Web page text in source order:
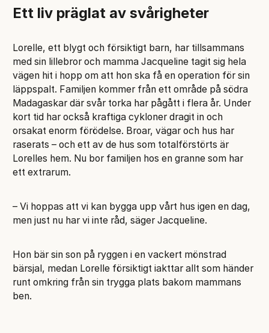
Ett liv präglat av svårigheter
Lorelle, ett blygt och försiktigt barn, har tillsammans
med sin lillebror och mamma Jacqueline tagit sig hela
vägen hit i hopp om att hon ska få en operation för sin
läppspalt. Familjen kommer från ett område på södra
Madagaskar där svår torka har pågått i flera år. Under
kort tid har också kraftiga cykloner dragit in och
orsakat enorm förödelse. Broar, vägar och hus har
raserats – och ett av de hus som totalförstörts är
Lorelles hem. Nu bor familjen hos en granne som har
ett extrarum.
– Vi hoppas att vi kan bygga upp vårt hus igen en dag,
men just nu har vi inte råd, säger Jacqueline.
Hon bär sin son på ryggen i en vackert mönstrad
bärsjal, medan Lorelle försiktigt iakttar allt som händer
runt omkring från sin trygga plats bakom mammans
ben.